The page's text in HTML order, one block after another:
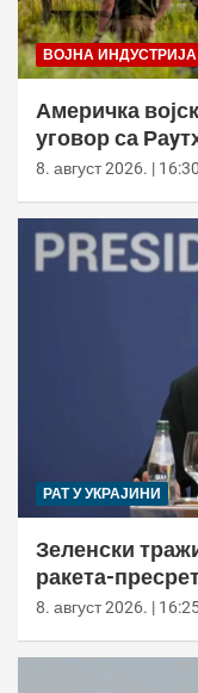
ВОЈНА ИНДУСТРИЈА
Америчка
уговор са
милиона
8. август 2026. | 16:30
РАТ У УКРАЈИНИ
Зеленски
ракета-
8. август 2026. |